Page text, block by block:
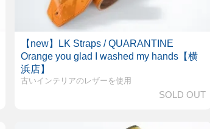
【new】LK Straps / QUARANTINE
Orange you glad I washed my hands【横
浜店】
古いインテリアのレザーを使用
SOLD OUT